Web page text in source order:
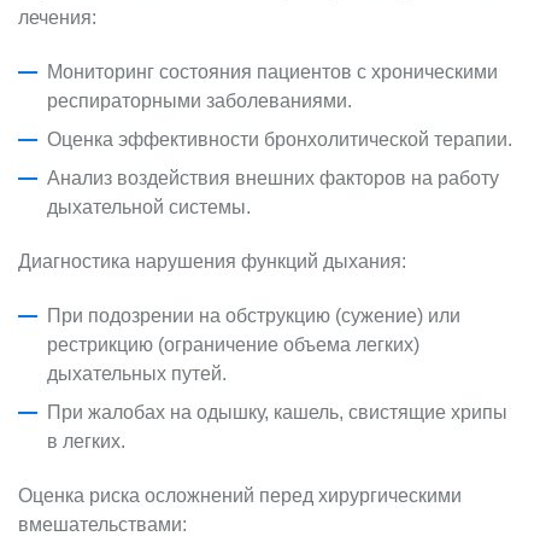
лечения:
Мониторинг состояния пациентов с хроническими
респираторными заболеваниями.
Оценка эффективности бронхолитической терапии.
Анализ воздействия внешних факторов на работу
дыхательной системы.
Диагностика нарушения функций дыхания:
При подозрении на обструкцию (сужение) или
рестрикцию (ограничение объема легких)
дыхательных путей.
При жалобах на одышку, кашель, свистящие хрипы
в легких.
Оценка риска осложнений перед хирургическими
вмешательствами: